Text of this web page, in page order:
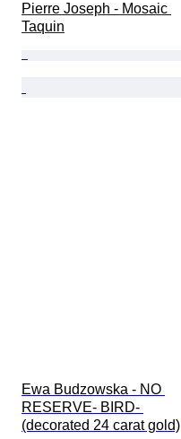
Pierre Joseph - Mosaic
Taquin
Ewa Budzowska - NO
RESERVE- BIRD-
(decorated 24 carat gold)